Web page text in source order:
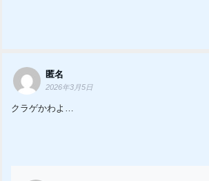
匿名
2026年3月5日
クラゲかわよ…